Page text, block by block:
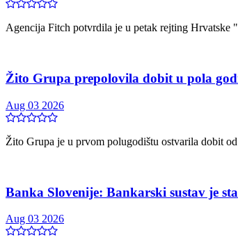
Agencija Fitch potvrdila je u petak rejting Hrvatske
Žito Grupa prepolovila dobit u pola
Aug 03 2026
Žito Grupa je u prvom polugodištu ostvarila dobit
Banka Slovenije: Bankarski sustav je
Aug 03 2026